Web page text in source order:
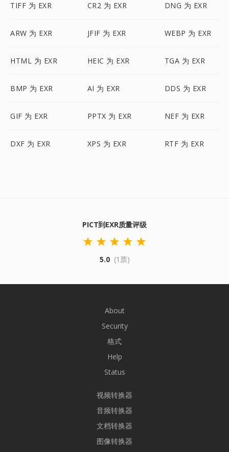
TIFF 为 EXR CR2 为 EXR DNG 为 EXR
ARW 为 EXR JFIF 为 EXR WEBP 为 EXR
HTML 为 EXR HEIC 为 EXR TGA 为 EXR
BMP 为 EXR AI 为 EXR DDS 为 EXR
GIF 为 EXR PPTX 为 EXR NEF 为 EXR
DXF 为 EXR XPS 为 EXR RTF 为 EXR
PICT到EXR质量评级
5.0 (1票)
About
Security
格式
Help
Status
视频转换器
音频转换器
文档转换器
图像转换器